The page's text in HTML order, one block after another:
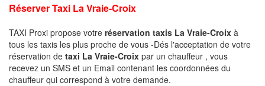
Réserver Taxi La Vraie-Croix
TAXI Proxi propose votre réservation taxis La Vraie-Croix à
tous les taxis les plus proche de vous -Dés l'acceptation de votre
réservation de taxi La Vraie-Croix par un chauffeur , vous
recevez un SMS et un Email contenant les coordonnées du
chauffeur qui correspond à votre demande.